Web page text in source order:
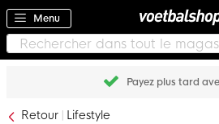
Menu
Payez plus tard
Retour Lifestyle